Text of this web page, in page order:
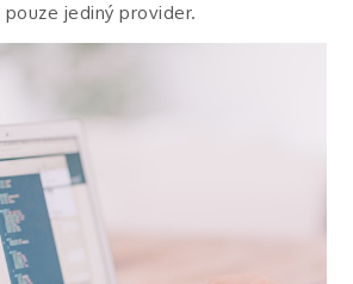
jediný provider.